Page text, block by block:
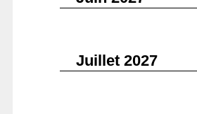
Juillet 2027